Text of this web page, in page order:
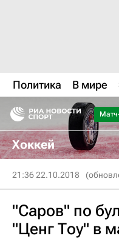
Политика В мире
Хоккей
21:36 22.10.2018
"Саров" по
"Ценг Тоу" в